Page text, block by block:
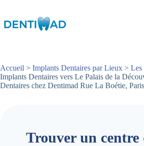
contenu
Accueil > Implants Dentaires par Lieux > Les
Implants Dentaires vers Le Palais de la
Dentaires chez Dentimad Rue La Boétie,
Trouver un centre